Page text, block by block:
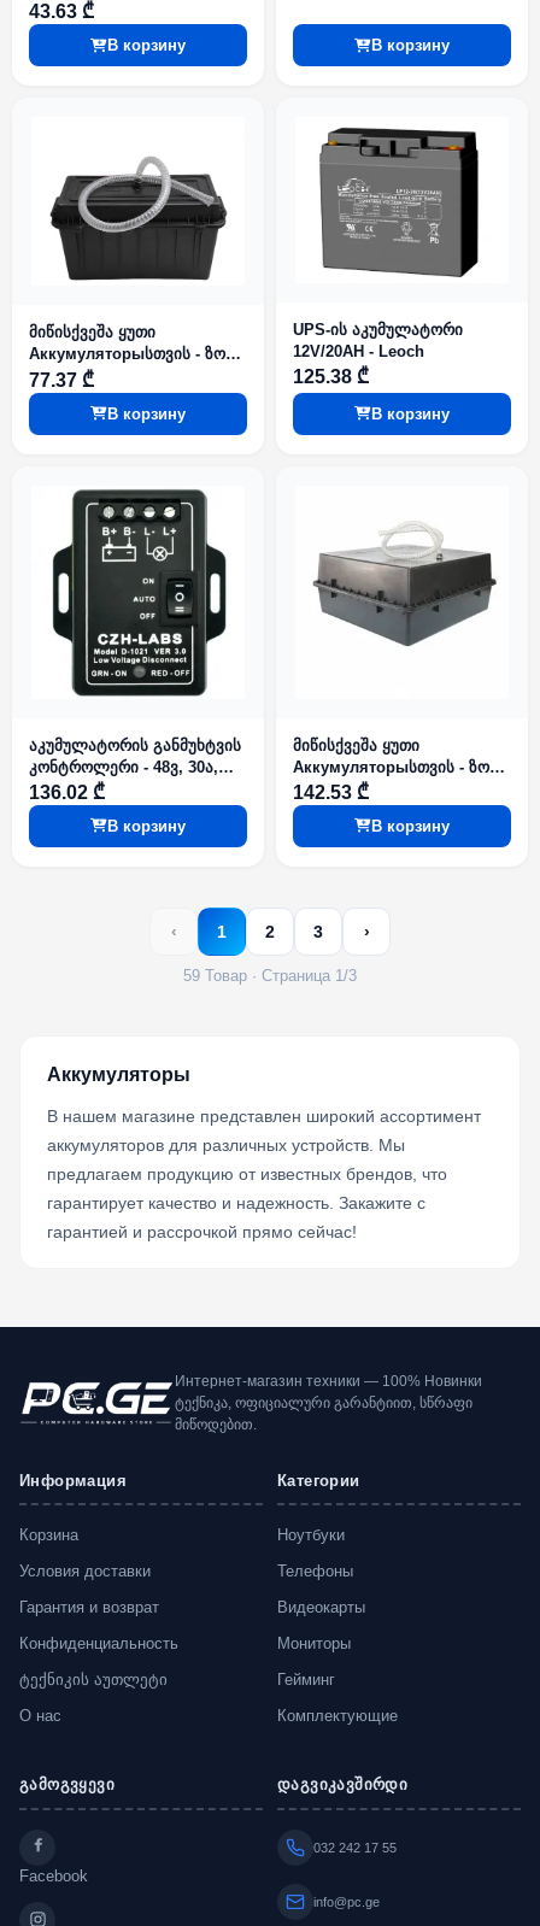
43.63 ₾
В корзину В корзину
მიწისქვეშა ყუთი
Аккумуляторыსთვის - ზომა
2, FCYD
77.37 ₾
В корзину
UPS-ის აკუმულატორი
12V/20AH - Leoch
125.38 ₾
В корзину
აკუმულატორის განმუხტვის
კონტროლერი - 48ვ, 30ა,
CZH-LABS
136.02 ₾
В корзину
მიწისქვეშა ყუთი
Аккумуляторыსთვის - ზომა
3, FCYD
142.53 ₾
В корзину
‹ 1 2 3 ›
59 Товар · Страница 1/3
Аккумуляторы
В нашем магазине представлен широкий ассортимент
аккумуляторов для различных устройств. Мы
предлагаем продукцию от известных брендов, что
гарантирует качество и надежность. Закажите с
гарантией и рассрочкой прямо сейчас!
Интернет-магазин техники — 100% Новинки
ტექნიკა, ოფიციალური გარანტიით, სწრაფი
მიწოდებით.
Информация
Корзина
Условия доставки
Гарантия и возврат
Конфиденциальность
ტექნიკის აუთლეტი
О нас
Категории
Ноутбуки
Телефоны
Видеокарты
Мониторы
Гейминг
Комплектующие
გამოგვყევი
Facebook
დაგვიკავშირდი
032 242 17 55
info@pc.ge